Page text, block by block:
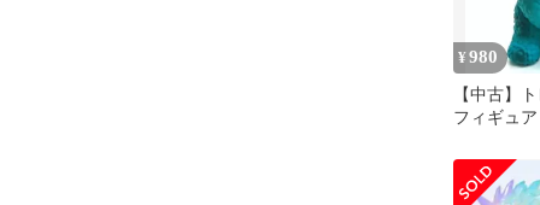
¥ 980
【中古】
フィギュア
TOY SHOK